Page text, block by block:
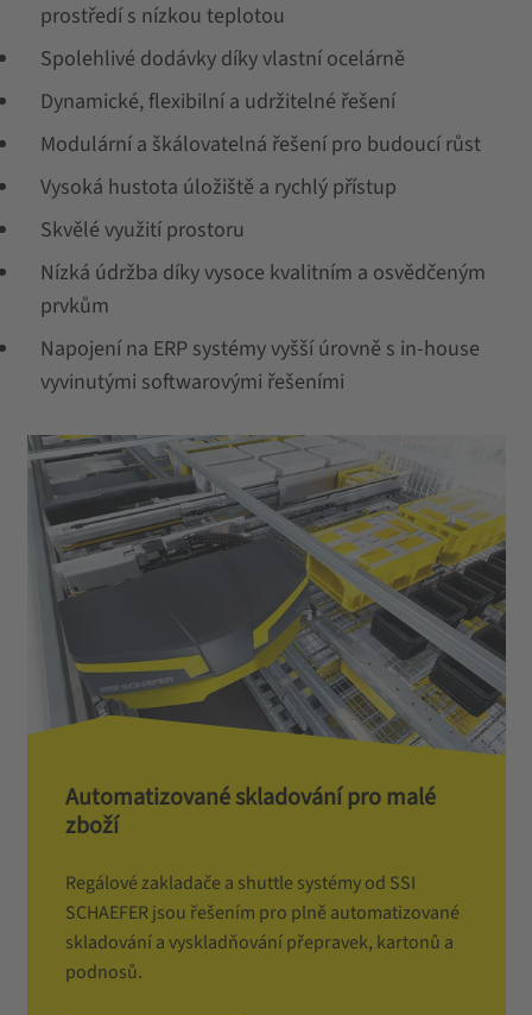
prostředí s nízkou teplotou
Spolehlivé dodávky díky vlastní ocelárně
Dynamické, flexibilní a udržitelné řešení
Modulární a škálovatelná řešení pro budoucí růst
Vysoká hustota úložiště a rychlý přístup
Skvělé využití prostoru
Nízká údržba díky vysoce kvalitním a osvědčeným
prvkům
Napojení na ERP systémy vyšší úrovně s in-house
vyvinutými softwarovými řešeními
Automatizované skladování pro malé
zboží
Regálové zakladače a shuttle systémy od SSI
SCHAEFER jsou řešením pro plně automatizované
skladování a vyskladňování přepravek, kartonů a
podnosů.